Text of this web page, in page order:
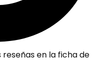
en la ficha de